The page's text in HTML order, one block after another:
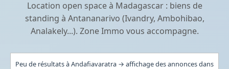
Location open space à Madagascar : biens de
standing à Antananarivo (Ivandry, Ambohibao,
Analakely...). Zone Immo vous accompagne.
Peu de résultats à Andafiavaratra → affichage des annonces dans